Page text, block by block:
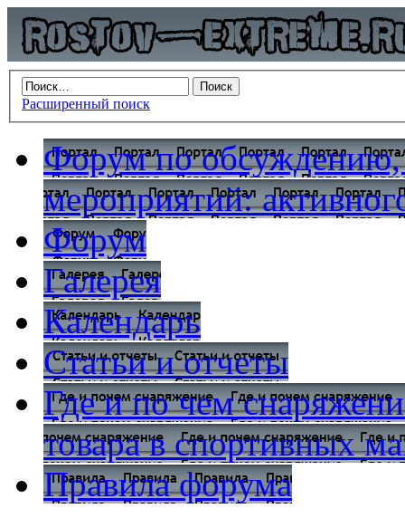
Расширенный поиск
Форум по обсуждению,
мероприятий:
Форум
Галерея
Календарь
Статьи и отчеты
Где и по чем
товара в спортивных
Правила форума